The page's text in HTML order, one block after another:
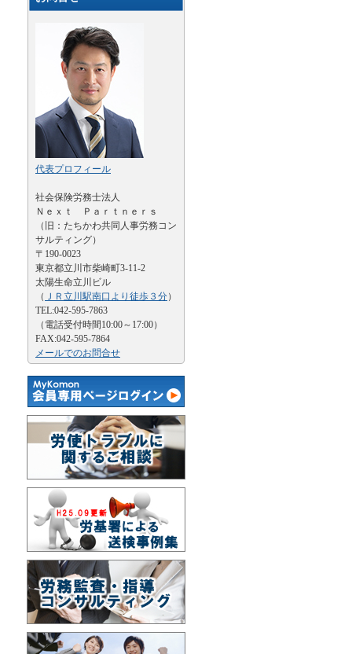
代表プロフィール
社会保険労務士法人
Ｎｅｘｔ Ｐａｒｔｎｅｒｓ
（旧：たちかわ共同人事労務コン
サルティング）
〒190-0023
東京都立川市柴崎町3-11-2
太陽生命立川ビル
（ ＪＲ立川駅南口より徒歩３分）
TEL:042-595-7863
（電話受付時間10:00～17:00）
FAX:042-595-7864
メールでのお問合せ